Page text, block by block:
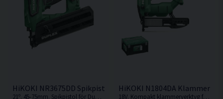
HiKOKI NR3675DD Spikpistol f. Form 36V
21º. 45-75mm. Spikpistol för Duplexbandade blanka dubbelhuvudspikar för formsättning, tillfällig infästning etc. Levereras utan batteri och laddare.
HiKOKI N1804DA
18V. Kompakt klammerverktyg från HiKOKI som klarar klammer från 15-40mm. Levereras utan batteri och laddare.